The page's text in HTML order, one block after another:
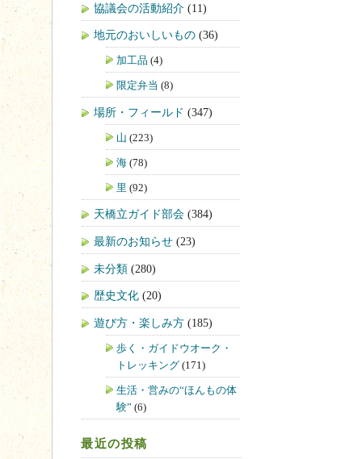
協議会の活動紹介 (11)
地元のおいしいもの (36)
加工品 (4)
限定弁当 (8)
場所・フィールド (347)
山 (223)
海 (78)
里 (92)
天橋立ガイド部会 (384)
最新のお知らせ (23)
未分類 (280)
歴史文化 (20)
遊び方・楽しみ方 (185)
歩く・ガイドウオーク・
トレッキング (171)
生活・営みの“ほんもの体
験” (6)
最近の投稿